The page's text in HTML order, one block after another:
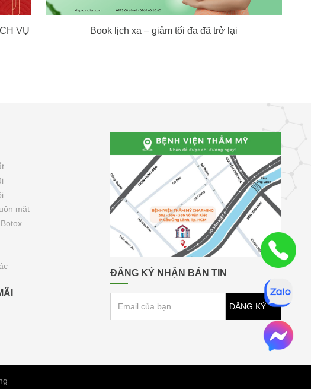
VỤ
Book lịch xa – giảm tối đa đã trở lại
mặt
ĐĂNG KÝ NHẬN BẢN TIN
ĐĂNG KÝ